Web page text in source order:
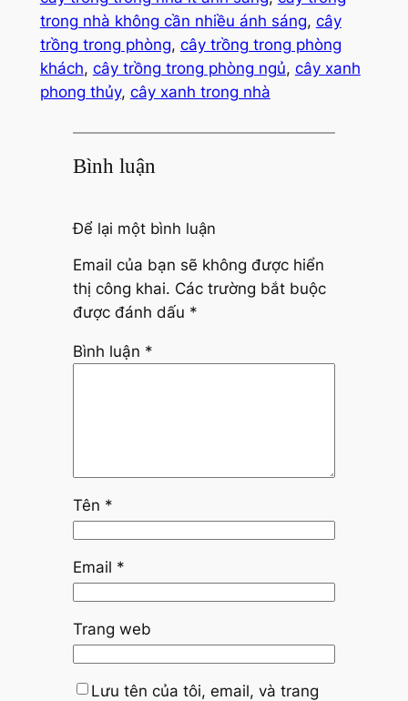
trong nhà không cần nhiều ánh sáng, cây
trồng trong phòng, cây trồng trong phòng
khách, cây trồng trong phòng ngủ, cây xanh
phong thủy, cây xanh trong nhà
Bình luận
Để lại một bình luận
Email của bạn sẽ không được hiển
thị công khai. Các trường bắt buộc
được đánh dấu *
Bình luận *
Tên *
Email *
Trang web
Lưu tên của tôi, email, và trang